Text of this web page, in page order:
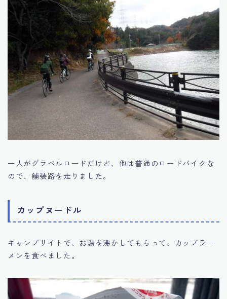
一人がグラベルロードだけど、他は普通のロードバイクな
ので、舗装路を走りました。
カップヌードル
キャンプサイトで、お湯を沸かしてもらって、カップラー
メンを食べました。